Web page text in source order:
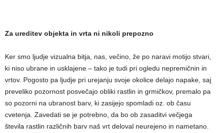
Za ureditev objekta in vrta ni nikoli prepozno
Ker smo ljudje vizualna bitja, nas, večino, že po naravi motijo stvari,
ki niso ubrane in usklajene – tako je tudi pri ogledu nepremičnin in
vrtov. Pogosto pa ljudje pri urejanju svoje okolice delajo napake, saj
preveliko pozornost posvečajo obliki rastlin in grmičkov, premalo pa
so pozorni na ubranost barv, ki zasijejo spomladi oz. ob času
cvetenja. Zavedati se je potrebno, da bo ob zasaditvi večjega
števila rastlin različnih barv naš vrt deloval neurejeno in nametano.